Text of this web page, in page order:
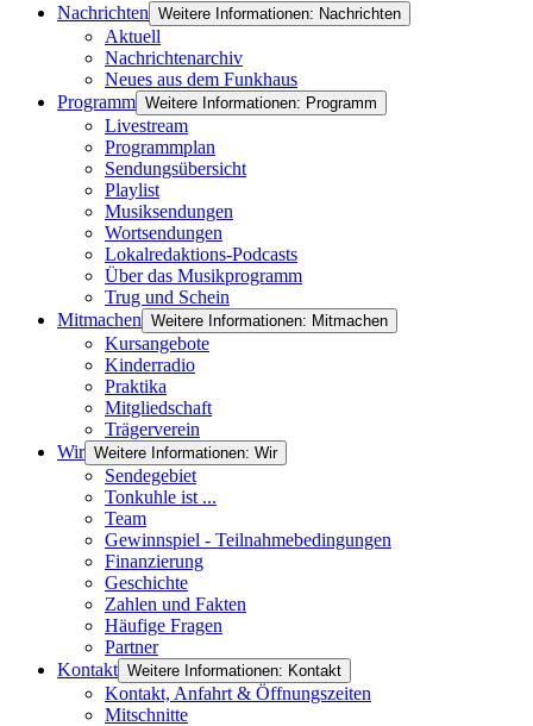
Nachrichten Weitere Informationen: Nachrichten
Aktuell
Nachrichtenarchiv
Neues aus dem Funkhaus
Programm Weitere Informationen: Programm
Livestream
Programmplan
Sendungsübersicht
Playlist
Musiksendungen
Wortsendungen
Lokalredaktions-Podcasts
Über das Musikprogramm
Trug und Schein
Mitmachen Weitere Informationen: Mitmachen
Kursangebote
Kinderradio
Praktika
Mitgliedschaft
Trägerverein
Wir Weitere Informationen: Wir
Sendegebiet
Tonkuhle ist ...
Team
Gewinnspiel - Teilnahmebedingungen
Finanzierung
Geschichte
Zahlen und Fakten
Häufige Fragen
Partner
Kontakt Weitere Informationen: Kontakt
Kontakt, Anfahrt & Öffnungszeiten
Mitschnitte